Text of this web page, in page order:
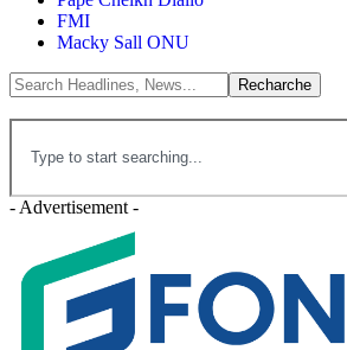
FMI
Macky Sall ONU
- Advertisement -